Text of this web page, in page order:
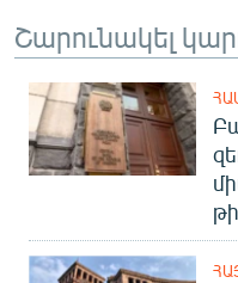
Շարունակել